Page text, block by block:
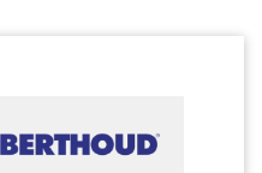
office@agro.by
Время работы
Пн-Пт: 8.00-17.00